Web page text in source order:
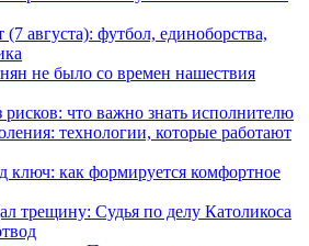
августа): футбол, единоборства,
не было со времен нашествия
рисков: что важно знать исполнителю
технологии, которые работают
ключ: как формируется комфортное
трещину: Судья по делу Католикоса